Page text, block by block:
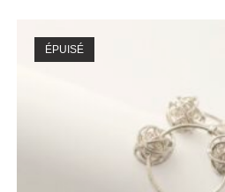
ÉPUISÉ